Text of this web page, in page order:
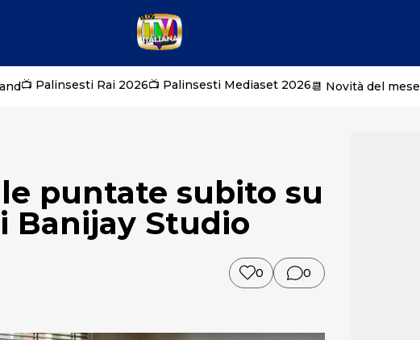
📺 Palinsesti Rai 2026📺 Palinsesti Mediaset 2026📆 Novità del mese
puntate subito su
Banijay Studio
0 0